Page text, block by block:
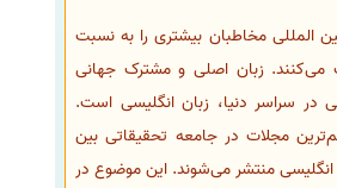
المللی مخاطبان بیشتری را به نسبت
زبان اصلی و مشترک جهانی
در سراسر دنیا، زبان انگلیسی است.
مجلات در جامعه تحقیقاتی بین
انگلیسی منتشر می‌شوند. این موضوع در